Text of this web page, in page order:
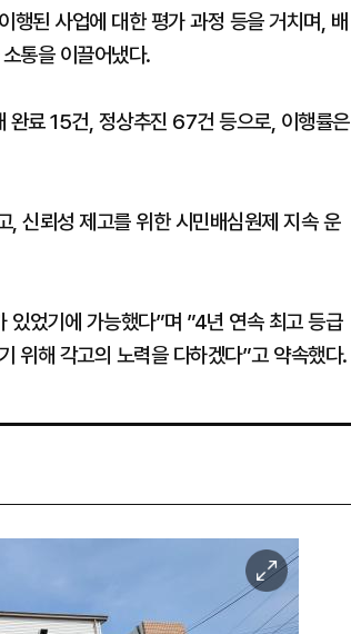
행된 사업에 대한 평가 과정 등을 거치며, 배
통을 이끌어냈다.
완료 15건, 정상추진 67건 등으로, 이행률은
신뢰성 제고를 위한 시민배심원제 지속 운
있었기에 가능했다”며 ”4년 연속 최고 등급
위해 각고의 노력을 다하겠다”고 약속했다.
이
미